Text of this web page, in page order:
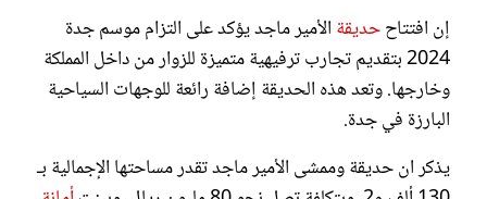
إن افتتاححديقة الأمير ماجد يؤكد على التزام موسم جدة
2024 بتقديم تجارب ترفيهية متميزة للزوار من داخل المملكة
وخارجها. وتعد هذه الحديقة إضافة رائعة للوجهات السياحية
البارزة في جدة.
يذكر ان حديقة وممشى الأمير ماجد تقدر مساحتها الإجمالية بـ